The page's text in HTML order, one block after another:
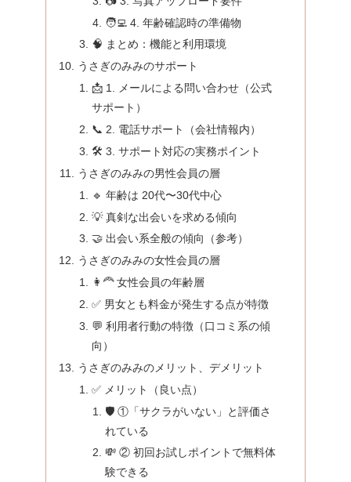
🧑‍💻 4. 年齢確認時の準備物
🧠 まとめ：機能と利用環境
うさぎのみみのサポート
📩 1. メールによる問い合わせ（公式
サポート）
📞 2. 電話サポート（会社情報内）
🛠 3. サポート対応の実務ポイント
うさぎのみみの男性会員の層
🔹 年齢は 20代〜30代中心
💡 真剣な出会いを求める傾向
🤝 出会い系全般の傾向（参考）
うさぎのみみの女性会員の層
👩‍🦰 女性会員の年齢層
✅ 男女とも料金が発生する点が特徴
💬 利用者行動の特徴（口コミ系の傾
向）
うさぎのみみのメリット、デメリット
✅ メリット（良い点）
🛡️ ①「サクラがいない」と評価さ
れている
💸 ② 初回お試しポイントで無料体
験できる